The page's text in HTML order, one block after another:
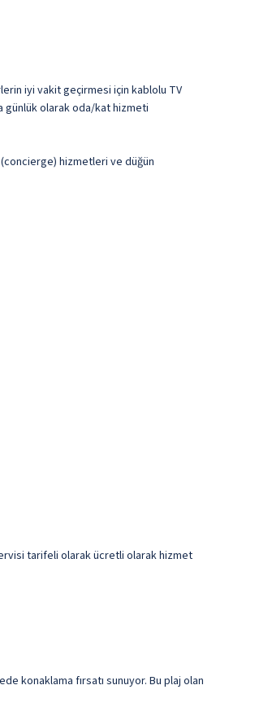
iyi vakit geçirmesi için kablolu TV
günlük olarak oda/kat hizmeti
hizmetleri ve düğün
tarifeli olarak ücretli olarak hizmet
konaklama fırsatı sunuyor. Bu plaj olan